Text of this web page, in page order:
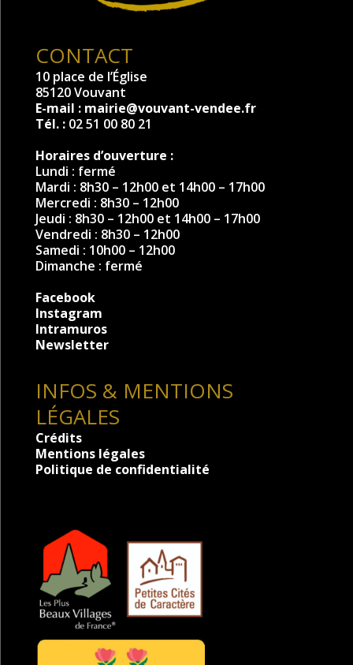
CONTACT
10 place de l’Église
85120 Vouvant
E-mail : mairie@vouvant-vendee.fr
Tél. : 02 51 00 80 21
Horaires d’ouverture :
Lundi : fermé
Mardi : 8h30 – 12h00 et 14h00 – 17h00
Mercredi : 8h30 – 12h00
Jeudi : 8h30 – 12h00 et 14h00 – 17h00
Vendredi : 8h30 – 12h00
Samedi : 10h00 – 12h00
Dimanche : fermé
Facebook
Instagram
Intramuros
Newsletter
INFOS & MENTIONS
LÉGALES
Crédits
Mentions légales
Politique de confidentialité